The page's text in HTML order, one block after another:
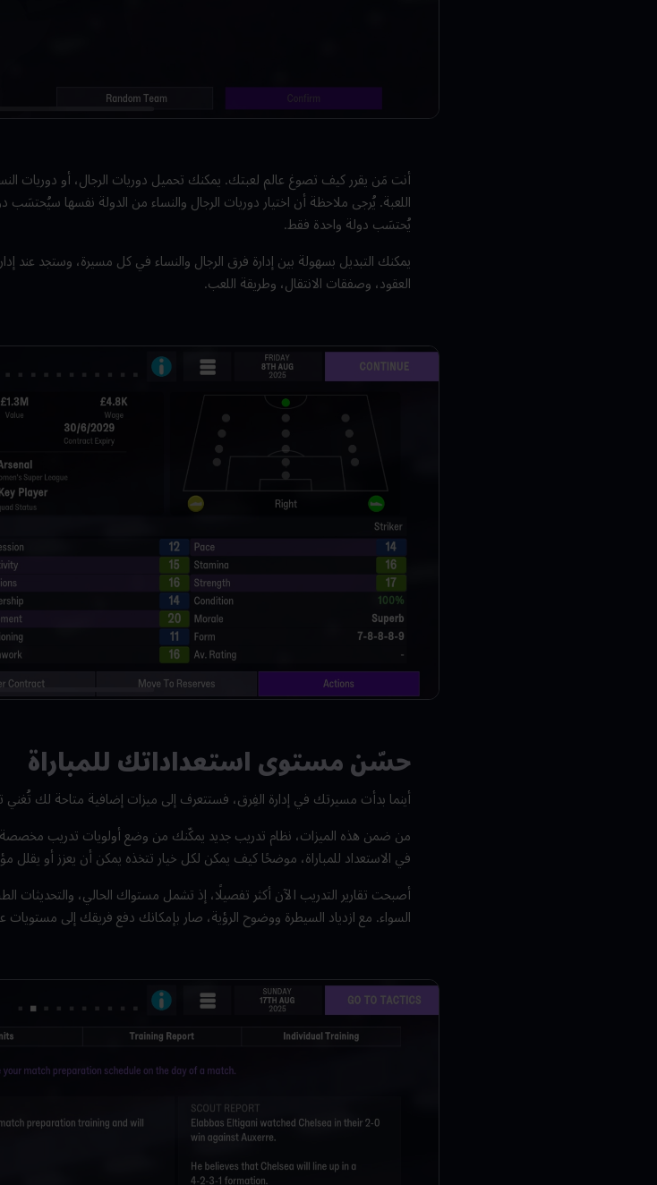
أنت مَن يقرر كيف تصوغ عالم لعبتك. يمكنك تحميل دوريات الرجال، أو دوريات
اللعبة. يُرجى ملاحظة أن اختيار دوريات الرجال والنساء من الدولة نفسها
يُحتسَب دولة واحدة فقط.
يمكنك التبديل بسهولة بين إدارة فرق الرجال والنساء في كل مسيرة، وستجد عند
العقود، وصفقات الانتقال، وطريقة اللعب.
حسّن مستوى استعداداتك للمباراة
أينما بدأت مسيرتك في إدارة الفِرق، فستتعرف إلى ميزات إضافية متاحة لك
من ضمن هذه الميزات، نظام تدريب جديد يمكّنك من وضع أولويات تدريب مخصصة
في الاستعداد للمباراة، موضحًا كيف يمكن لكل خيار تتخذه يمكن أن يعزز أو
أصبحت تقارير التدريب الآن أكثر تفصيلًا، إذ تشمل مستواك الحالي، والتحديثات
السواء. مع ازدياد السيطرة ووضوح الرؤية، صار بإمكانك دفع فريقك إلى مستويات